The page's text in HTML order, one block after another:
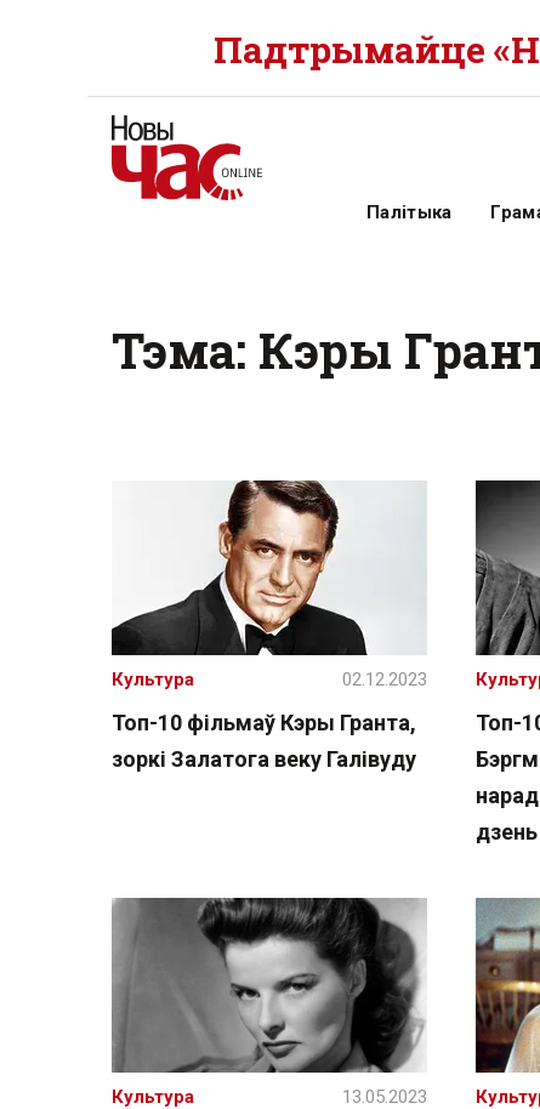
Падтрымайце
Палітыка
Тэма: Кэры
Топ-10 фільмаў Кэры Гранта,
зоркі Залатога веку Галівуду
Культура 02.12.2023
Топ-
дзень
Культура 13.05.2023